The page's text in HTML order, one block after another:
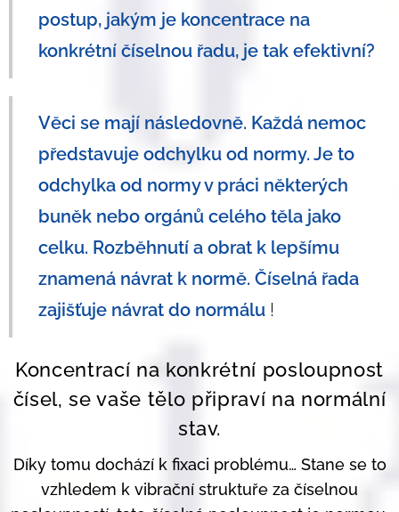
postup, jakým je koncentrace na
konkrétní číselnou řadu, je tak efektivní?
Věci se mají následovně. Každá nemoc
představuje odchylku od normy. Je to
odchylka od normy v práci některých
buněk nebo orgánů celého těla jako
celku. Rozběhnutí a obrat k lepšímu
znamená návrat k normě. Číselná řada
zajišťuje návrat do normálu !
Koncentrací na konkrétní posloupnost
čísel, se vaše tělo připraví na normální
stav.
Díky tomu dochází k fixaci problému… Stane se to
vzhledem k vibrační struktuře za číselnou